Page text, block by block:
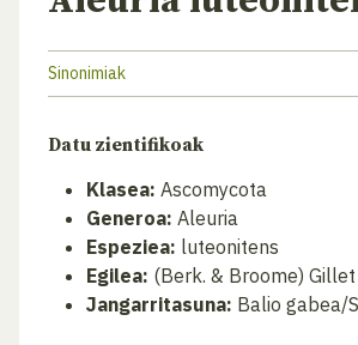
Sinonimiak
Datu zientifikoak
Klasea: Ascomycota
Generoa: Aleuria
Espeziea: luteonitens
Egilea: (Berk. & Broome)
Jangarritasuna: Balio gabea/